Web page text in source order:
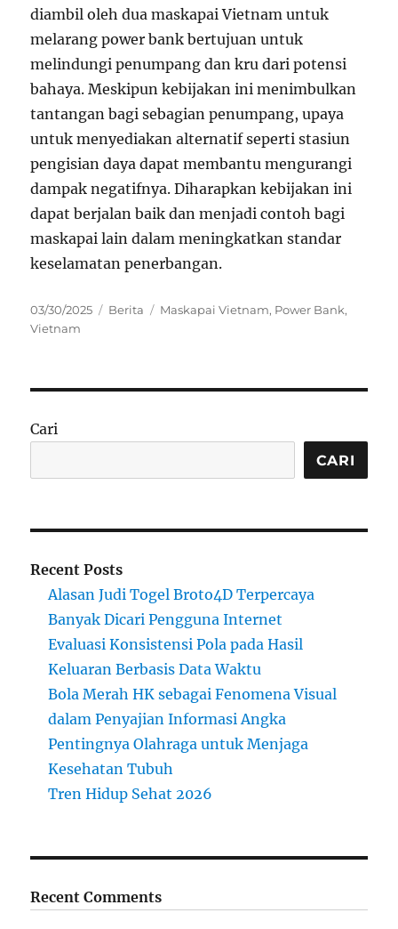
diambil oleh dua maskapai Vietnam untuk
melarang power bank bertujuan untuk
melindungi penumpang dan kru dari potensi
bahaya. Meskipun kebijakan ini menimbulkan
tantangan bagi sebagian penumpang, upaya
untuk menyediakan alternatif seperti stasiun
pengisian daya dapat membantu mengurangi
dampak negatifnya. Diharapkan kebijakan ini
dapat berjalan baik dan menjadi contoh bagi
maskapai lain dalam meningkatkan standar
keselamatan penerbangan.
Posted
on
03/30/2025 Categories
Berita Tags
Maskapai Vietnam, Power Bank,
Vietnam
Cari
CARI
Recent Posts
Alasan Judi Togel Broto4D Terpercaya
Banyak Dicari Pengguna Internet
Evaluasi Konsistensi Pola pada Hasil
Keluaran Berbasis Data Waktu
Bola Merah HK sebagai Fenomena Visual
dalam Penyajian Informasi Angka
Pentingnya Olahraga untuk Menjaga
Kesehatan Tubuh
Tren Hidup Sehat 2026
Recent Comments